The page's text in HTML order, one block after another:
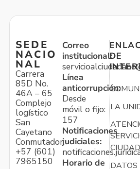
SEDE
NACIO
NAL
Carrera
85D No.
46A – 65
Complejo
logístico
San
Cayetano
Conmutador:
+57 (601)
7965150
Correo
institucional:
Línea
anticorrupción:
Desde
móvil o fijo:
157
Notificaciones
judiciales:
Horario de
DE
LA
DATOS